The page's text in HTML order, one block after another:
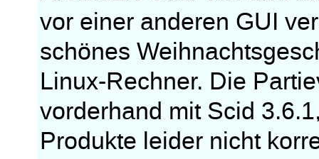
vor einer anderen GUI
schönes
Linux-Rechner. Die
vorderhand mit Scid
Produkte leider nicht